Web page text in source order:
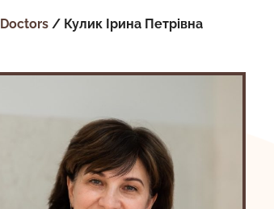
Doctors / Кулик Ірина Петрівна